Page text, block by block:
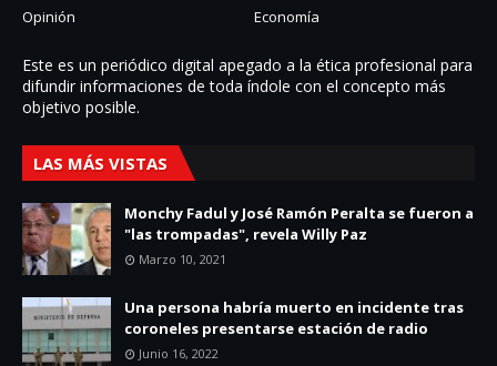
Opinión
Economía
Este es un periódico digital apegado a la ética profesional para
difundir informaciones de toda í­ndole con el concepto más
objetivo posible.
LAS MÁS VISTAS
Monchy Fadul y José Ramón Peralta se fueron a
"las trompadas", revela Willy Paz
Marzo 10, 2021
Una persona habría muerto en incidente tras
coroneles presentarse estación de radio
Junio 16, 2022